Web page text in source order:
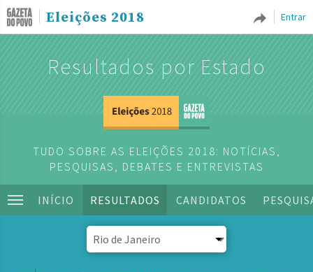
Entrar
Eleições 2018
Resultados por Estado
TUDO SOBRE AS ELEIÇÕES 2018: NOTÍCIAS,
PESQUISAS, DEBATES E ENTREVISTAS
INÍCIO RESULTADOS CANDIDATOS